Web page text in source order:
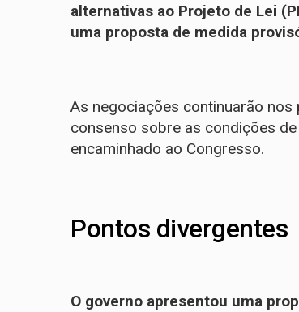
alternativas ao Projeto de Lei
uma proposta de medida
As negociações continuarão
consenso sobre as condições
encaminhado ao Congresso.
Pontos divergentes
O governo apresentou uma